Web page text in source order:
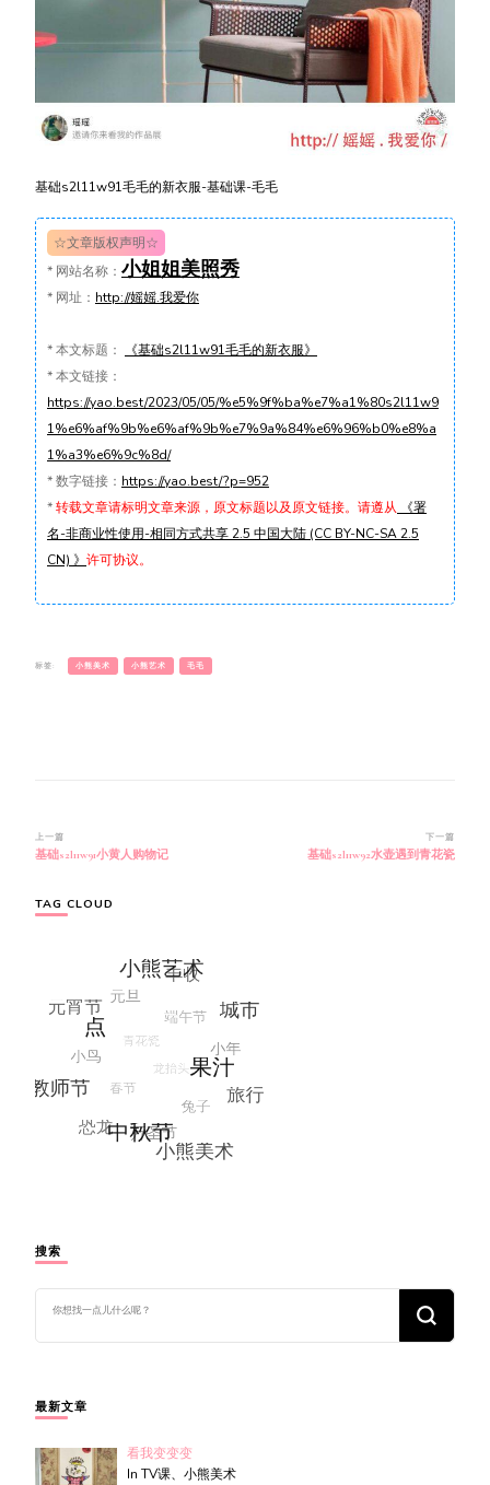
基础s2l11w91毛毛的新衣服-基础课-毛毛
☆文章版权声明☆
* 网站名称： 小姐姐美照秀
* 网址： http://媱媱.我爱你
*本文标题：
《基础s2l11w91毛毛的新衣服》
*本文链接：
https://yao.best/2023/05/05/%e5%9f%ba%e7%a1%80s2l11w9
1%e6%af%9b%e6%af%9b%e7%9a%84%e6%96%b0%e8%a
1%a3%e6%9c%8d/
*数字链接： https://yao.best/?p=952
*转载文章请标明文章来源，原文标题以及原文链接。请遵从 《署
名-非商业性使用-相同方式共享 2.5 中国大陆 (CC BY-NC-SA 2.5
CN) 》 许可协议。
标签: 小熊美术 小熊艺术 毛毛
博
文
航
上一篇
基础s2l11w91小黄人购物记
下一篇
基础s2l11w92水壶遇到青花瓷
TAG CLOUD
搜索
么
吗?
最新文章
看我变变变
In TV课、小熊美术